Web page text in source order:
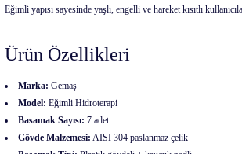
Eğimli yapısı sayesinde yaşlı, engelli ve hareket kısıtlı
Ürün Özellikleri
Marka: Gemaş
Model: Eğimli Hidroterapi
Basamak Sayısı: 7 adet
Gövde Malzemesi: AISI 304 paslanmaz çelik